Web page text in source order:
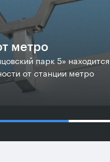
метро
парк 5» находится
от станции метро